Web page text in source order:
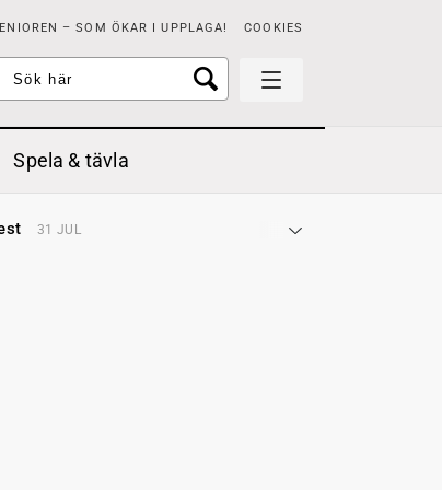
– SOM ÖKAR I UPPLAGA! COOKIES
Spela & tävla
31 JUL